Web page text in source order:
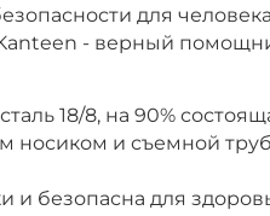
для
- верный
18/8, на 90%
носиком и съемной
и безопасна для